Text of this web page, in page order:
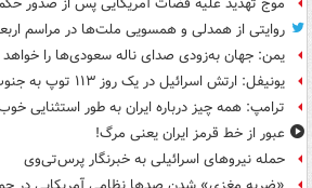
روایتی از همدلی و همسویی ملت‌ها در مراسم
یمن: جهان به‌زودی صدای ناله سعودی‌ها را
یونیفل: ارتش اسرائیل در یک روز ۱۱۳ توپ به جنوب لبنان شلیک کرده است
ترامپ: همه چیز درباره ایران به طور استثنایی
عبور از خط قرمز ایران یعنی مرگ!
حمله نیروهای اسرائیلی به خبرنگار پرس‌تی‌وی